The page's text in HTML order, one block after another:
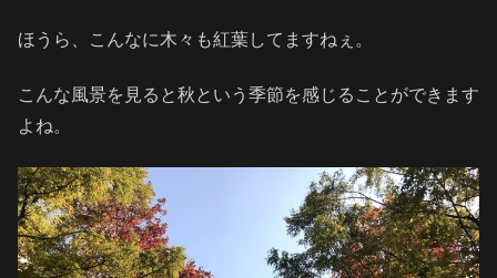
ほうら、こんなに木々も紅葉してますねぇ。
こんな風景を見ると秋という季節を感じることができます
よね。